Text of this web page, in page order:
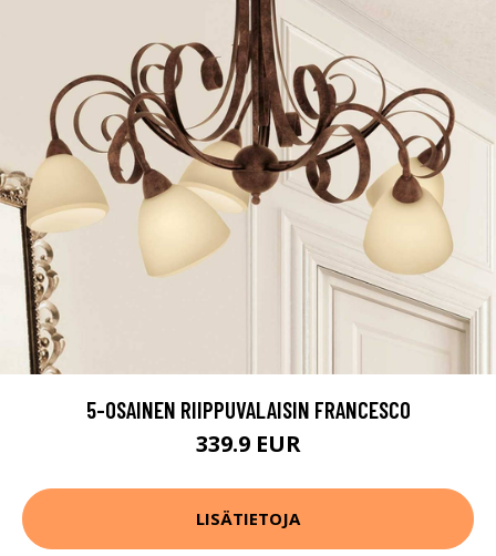
5-OSAINEN RIIPPUVALAISIN FRANCESCO
339.9 EUR
LISÄTIETOJA